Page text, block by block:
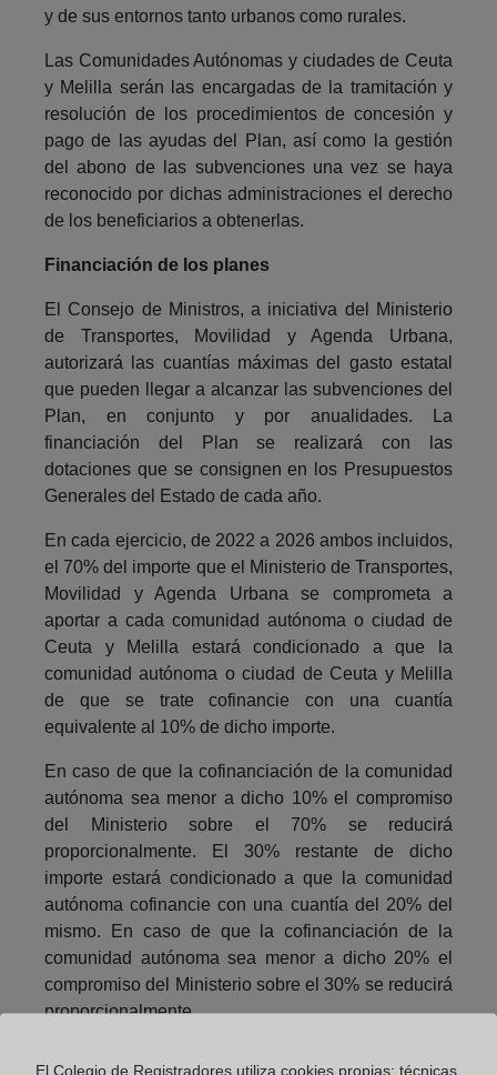
y de sus entornos tanto urbanos como rurales.
Las Comunidades Autónomas y ciudades de Ceuta
y Melilla serán las encargadas de la tramitación y
resolución de los procedimientos de concesión y
pago de las ayudas del Plan, así como la gestión
del abono de las subvenciones una vez se haya
reconocido por dichas administraciones el derecho
de los beneficiarios a obtenerlas.
Financiación de los planes
El Consejo de Ministros, a iniciativa del Ministerio
de Transportes, Movilidad y Agenda Urbana,
autorizará las cuantías máximas del gasto estatal
que pueden llegar a alcanzar las subvenciones del
Plan, en conjunto y por anualidades. La
financiación del Plan se realizará con las
dotaciones que se consignen en los Presupuestos
Generales del Estado de cada año.
En cada ejercicio, de 2022 a 2026 ambos incluidos,
el 70% del importe que el Ministerio de Transportes,
Movilidad y Agenda Urbana se comprometa a
aportar a cada comunidad autónoma o ciudad de
Ceuta y Melilla estará condicionado a que la
comunidad autónoma o ciudad de Ceuta y Melilla
de que se trate cofinancie con una cuantía
equivalente al 10% de dicho importe.
En caso de que la cofinanciación de la comunidad
autónoma sea menor a dicho 10% el compromiso
del Ministerio sobre el 70% se reducirá
proporcionalmente. El 30% restante de dicho
importe estará condicionado a que la comunidad
autónoma cofinancie con una cuantía del 20% del
mismo. En caso de que la cofinanciación de la
comunidad autónoma sea menor a dicho 20% el
compromiso del Ministerio sobre el 30% se reducirá
proporcionalmente.
El Colegio de Registradores utiliza cookies propias: técnicas